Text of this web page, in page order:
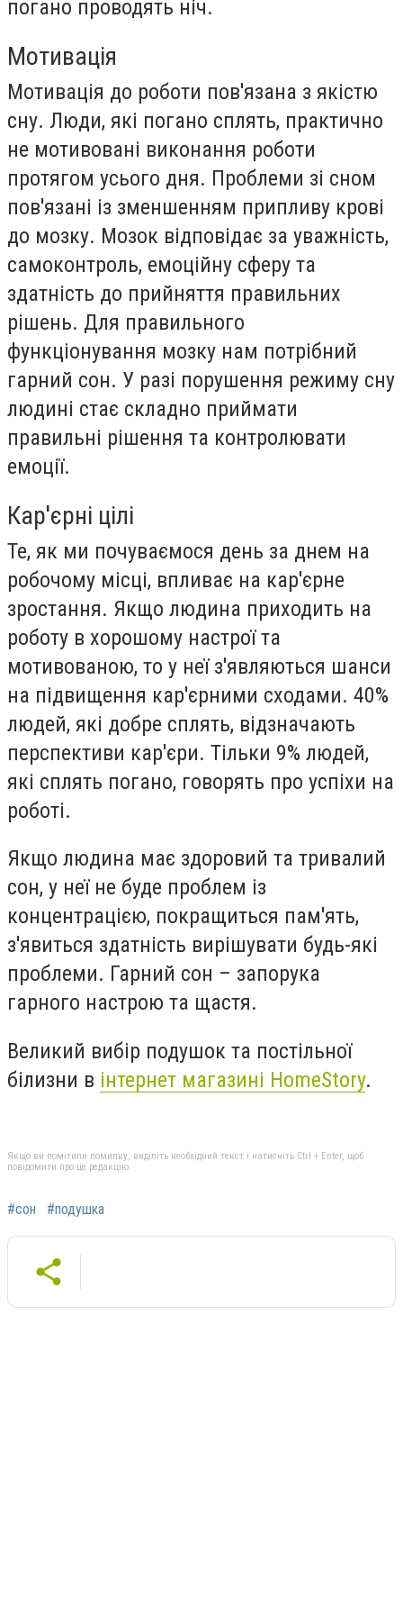
погано проводять ніч.
Мотивація
Мотивація до роботи пов'язана з якістю
сну. Люди, які погано сплять, практично
не мотивовані виконання роботи
протягом усього дня. Проблеми зі сном
пов'язані із зменшенням припливу крові
до мозку. Мозок відповідає за уважність,
самоконтроль, емоційну сферу та
здатність до прийняття правильних
рішень. Для правильного
функціонування мозку нам потрібний
гарний сон. У разі порушення режиму сну
людині стає складно приймати
правильні рішення та контролювати
емоції.
Кар'єрні цілі
Те, як ми почуваємося день за днем ​​на
робочому місці, впливає на кар'єрне
зростання. Якщо людина приходить на
роботу в хорошому настрої та
мотивованою, то у неї з'являються шанси
на підвищення кар'єрними сходами. 40%
людей, які добре сплять, відзначають
перспективи кар'єри. Тільки 9% людей,
які сплять погано, говорять про успіхи на
роботі.
Якщо людина має здоровий та тривалий
сон, у неї не буде проблем із
концентрацією, покращиться пам'ять,
з'явиться здатність вирішувати будь-які
проблеми. Гарний сон – запорука
гарного настрою та щастя.
Великий вибір подушок та постільної
білизни в інтернет магазині HomeStory.
Якщо ви помітили помилку, виділіть необхідний текст і натисніть Ctrl + Enter, щоб
повідомити про це редакцію
#сон #подушка